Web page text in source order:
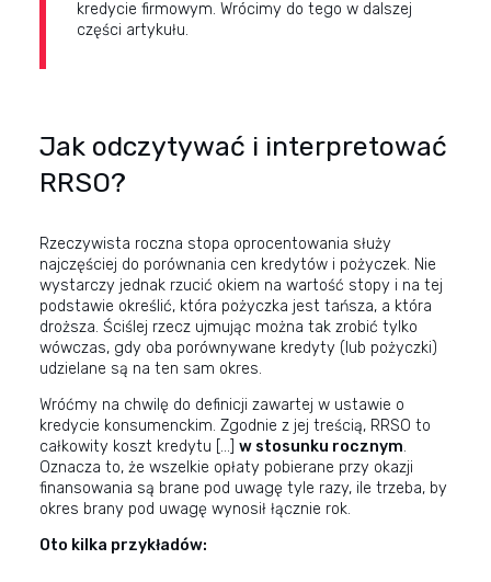
kredycie firmowym. Wrócimy do tego w dalszej
części artykułu.
Jak odczytywać i interpretować
RRSO?
Rzeczywista roczna stopa oprocentowania służy
najczęściej do porównania cen kredytów i pożyczek. Nie
wystarczy jednak rzucić okiem na wartość stopy i na tej
podstawie określić, która pożyczka jest tańsza, a która
droższa. Ściślej rzecz ujmując można tak zrobić tylko
wówczas, gdy oba porównywane kredyty (lub pożyczki)
udzielane są na ten sam okres.
Wróćmy na chwilę do definicji zawartej w ustawie o
kredycie konsumenckim. Zgodnie z jej treścią, RRSO to
całkowity koszt kredytu […] w stosunku rocznym.
Oznacza to, że wszelkie opłaty pobierane przy okazji
finansowania są brane pod uwagę tyle razy, ile trzeba, by
okres brany pod uwagę wynosił łącznie rok.
Oto kilka przykładów: